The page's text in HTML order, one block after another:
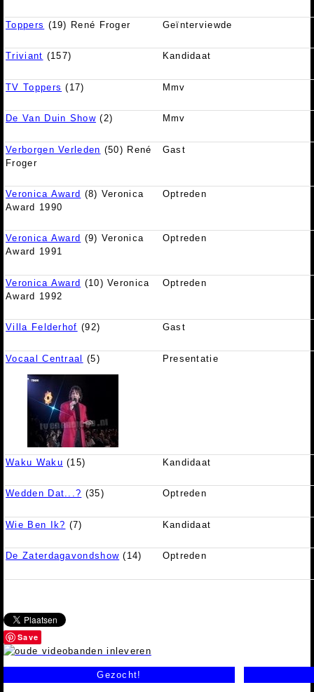
Toppers (19) René Froger Geïnterviewde
Triviant (157) Kandidaat
TV Toppers (17) Mmv
De Van Duin Show(2) Mmv
Verborgen Verleden (50) René
Froger
Gast
Veronica Award (8) Veronica
Award 1990
Optreden
Veronica Award (9) Veronica
Award 1991
Optreden
Veronica Award (10) Veronica
Award 1992
Optreden
Villa Felderhof (92) Gast
Vocaal Centraal (5) Presentatie
Waku Waku (15) Kandidaat
Wedden Dat...? (35) Optreden
Wie Ben Ik? (7) Kandidaat
De Zaterdagavondshow (14) Optreden
Save
Gezocht!